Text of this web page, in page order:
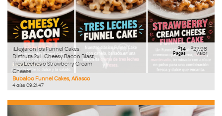
¡Llegaron los Funnel Cakes!
Disfruta 2x1: Cheesy Bacon Blast,
Tres Leches o Strawberry Cream
Cheese
Bubaloo Funnel Cakes, Añasco
4días 09:21:46
$14
Pagas
$27.98
Valor